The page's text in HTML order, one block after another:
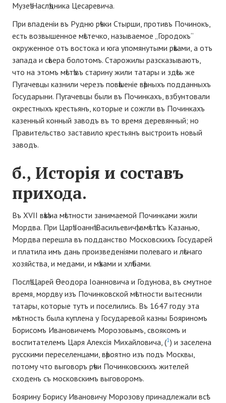
Музеѣ Наслѣдника Цесаревича.
При впаденіи въ Рудню рѣчки Стырши, противъ Починокъ,
есть возвышенное мѣстечко, называемое „Городокъ“
окруженное отъ востока и юга упомянутыми рѣками, а отъ
запада и сѣвера болотомъ. Старожилы разсказываютъ,
что на этомъ мѣстѣ въ старину жили татары и здѣсь же
Пугачевцы казнили черезъ повѣшеніе вѣрныхъ подданныхъ
Государыни. Пугачевцы были въ Починкахъ, взбунтовали
окрестныхъ крестьянъ, которые и сожгли въ Починкахъ
казенный конный заводъ въ то время деревянный; но
Правительство заставило крестьянъ выстроить новый
заводъ.
б., Исторія и составъ
прихода.
Въ XVІІ вѣкѣ на мѣстности занимаемой Починками жили
Мордва. При Царѣ Іоаннѣ Васильевичѣ, вмѣстѣ съ Казанью,
Мордва перешла въ подданство Московскихъ Государей
и платила имъ дань произведеніями полеваго и лѣснаго
хозяйства, и медами, и мѣхами и хлѣбами.
Послѣ Царей Ѳеодора Іоанновича и Годунова, въ смутное
время, мордву изъ Починковской мѣстности вытеснили
татары, которые тутъ и поселились. Въ 1647 году эта
мѣстность была куплена у Государевой казны Бояриномъ
Борисомъ Ивановичемъ Морозовымъ, своякомъ и
воспитателемъ Царя Алексія Михайловича, (1) и заселена
русскими переселенцами, вѣроятно изъ подъ Москвы,
потому что выговоръ рѣчи Починковскихъ жителей
сходенъ съ московскимъ выговоромъ.
Боярину Борису Ивановичу Морозову принадлежали всѣ